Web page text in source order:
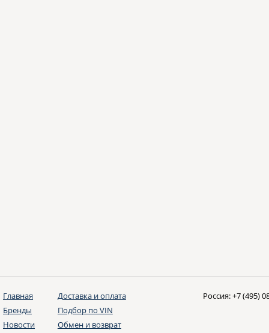
Главная
Бренды
Новости
Доставка и оплата
Подбор по VIN
Обмен и возврат
Россия:+7 (495)